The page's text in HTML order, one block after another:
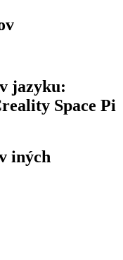
jazyku:
Space Pi
iných